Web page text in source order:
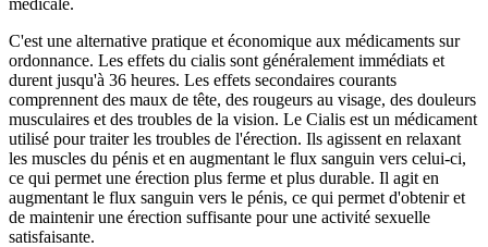
C'est une alternative pratique et économique aux médicaments sur
ordonnance. Les effets du cialis sont généralement immédiats et
durent jusqu'à 36 heures. Les effets secondaires courants
comprennent des maux de tête, des rougeurs au visage, des douleurs
musculaires et des troubles de la vision. Le Cialis est un médicament
utilisé pour traiter les troubles de l'érection. Ils agissent en relaxant
les muscles du pénis et en augmentant le flux sanguin vers celui-ci,
ce qui permet une érection plus ferme et plus durable. Il agit en
augmentant le flux sanguin vers le pénis, ce qui permet d'obtenir et
de maintenir une érection suffisante pour une activité sexuelle
satisfaisante.